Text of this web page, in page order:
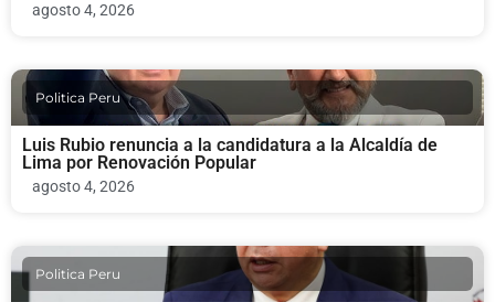
agosto 4, 2026
Politica Peru
Luis Rubio renuncia a la candidatura a la Alcaldía de
Lima por Renovación Popular
agosto 4, 2026
Politica Peru